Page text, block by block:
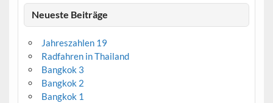
Neueste Beiträge
Jahreszahlen 19
Radfahren in Thailand
Bangkok 3
Bangkok 2
Bangkok 1